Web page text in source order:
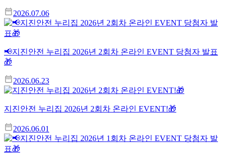
2026.07.06
📢지진안전 누리집 2026년 2회차 온라인 EVENT 당첨자 발표
🎁
2026.06.23
지진안전 누리집 2026년 2회차 온라인 EVENT!🎁
2026.06.01